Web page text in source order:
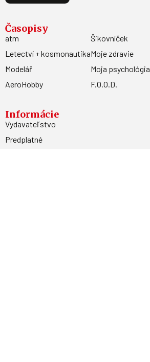
Časopisy
atm
Letectví + kosmonautika
Modelář
AeroHobby
Šikovníček
Moje zdravie
Moja psychológia
F.O.O.D.
Informácie
Vydavateľstvo
Predplatné